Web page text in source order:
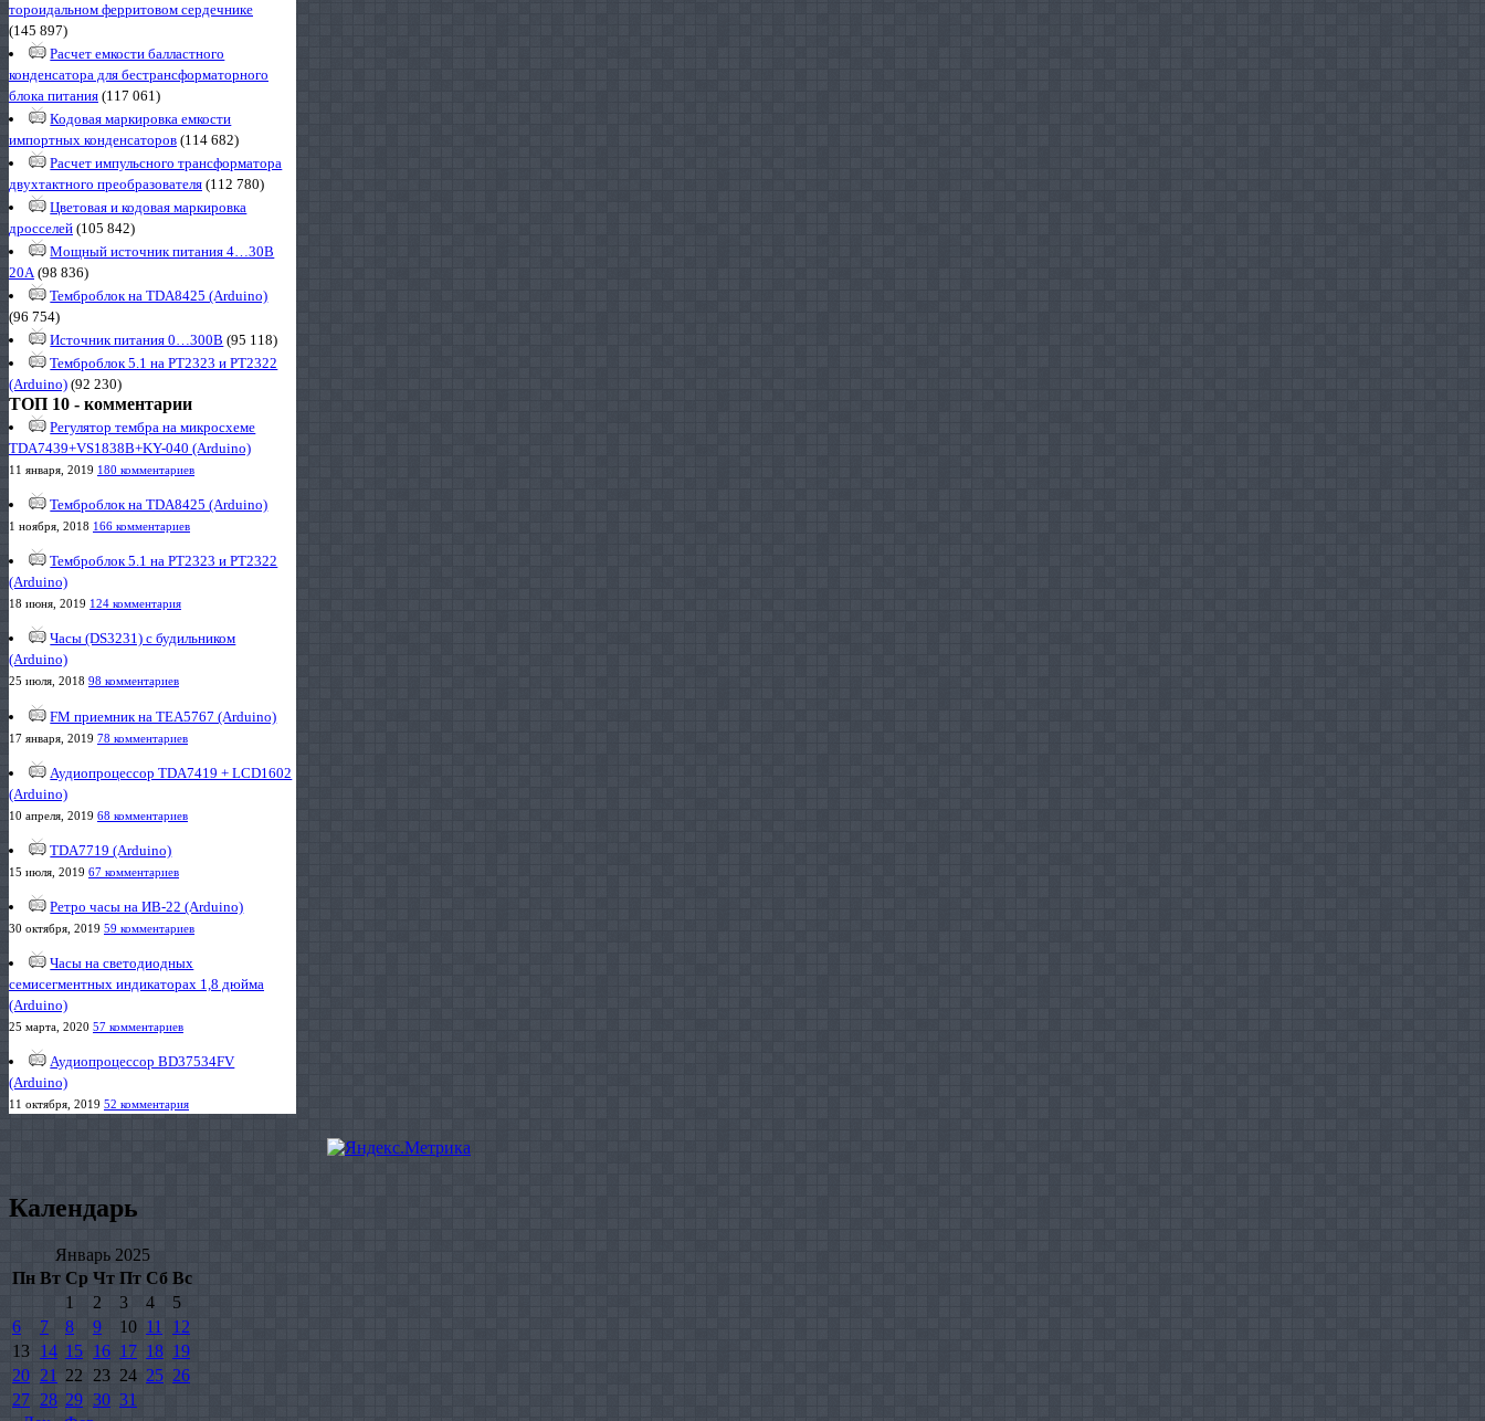
тороидальном ферритовом сердечнике
(145 897)
Расчет емкости балластного
конденсатора для бестрансформаторного
блока питания (117 061)
Кодовая маркировка емкости
импортных конденсаторов (114 682)
Расчет импульсного трансформатора
двухтактного преобразователя (112 780)
Цветовая и кодовая маркировка
дросселей (105 842)
Мощный источник питания 4…30В
20А(98 836)
Темброблок на TDA8425 (Arduino)
(96 754)
Источник питания 0…300В (95 118)
Темброблок 5.1 на PT2323 и PT2322
(Arduino) (92 230)
ТОП 10 - комментарии
Регулятор тембра на микросхеме
TDA7439+VS1838B+KY-040 (Arduino)
11 января, 2019 180 комментариев
Темброблок на TDA8425 (Arduino)
1 ноября, 2018 166 комментариев
Темброблок 5.1 на PT2323 и PT2322
(Arduino)
18 июня, 2019 124 комментария
Часы (DS3231) с будильником
(Arduino)
25 июля, 2018 98 комментариев
FM приемник на TEA5767 (Arduino)
17 января, 2019 78 комментариев
Аудиопроцессор TDA7419 + LCD1602
(Arduino)
10 апреля, 2019 68 комментариев
TDA7719 (Arduino)
15 июля, 2019 67 комментариев
Ретро часы на ИВ-22 (Arduino)
30 октября, 2019 59 комментариев
Часы на светодиодных
семисегментных индикаторах 1,8 дюйма
(Arduino)
25 марта, 2020 57 комментариев
Аудиопроцессор BD37534FV
(Arduino)
11 октября, 2019 52 комментария
Календарь
Январь 2025
Пн Вт Ср Чт Пт Сб Вс
1
2 3 4
5
6
7 8 9 10 11
12
13 14 15 16 17 18 19
20 21 22 23 24 25 26
27 28 29 30 31